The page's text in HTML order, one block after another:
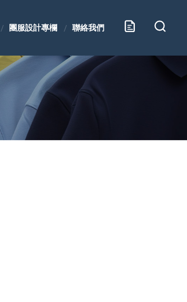
團服設計專欄 聯絡我們